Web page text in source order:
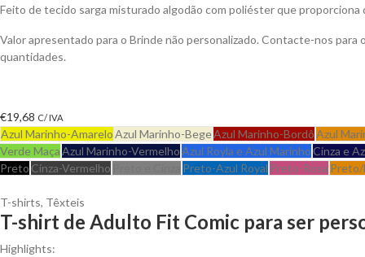
Feito de tecido sarga misturado algodão com poliéster que proporciona
Valor apresentado para o Brinde não personalizado. Contacte-nos
quantidades.
€19,68 C/ IVA
Azul Marinho-AmareloAzul Marinho-BegeAzul Marinho-BordôAzul
Verde MaçaAzul Marinho-VermelhoAzul Royla e Azul Marinho Cinza e
Preto Cinza-Vermelho Preto-Azul Royal Preto-Rosa Preto/
T-shirts, Têxteis
T-shirt de Adulto Fit Comic para ser
Highlights: